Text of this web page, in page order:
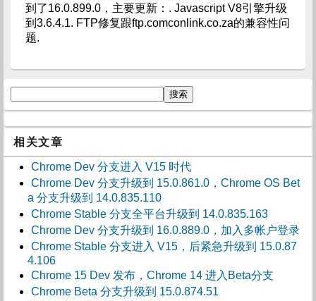
到了16.0.899.0，主要更新：. Javascript V8引擎升级
到3.6.4.1. FTP修复跟ftp.comconlink.co.za的兼容性问
题.
相关文章
Chrome Dev 分支进入 V15 时代
Chrome Dev 分支升级到 15.0.861.0，Chrome OS Bet
a 分支升级到 14.0.835.110
Chrome Stable 分支全平台升级到 14.0.835.163
Chrome Dev 分支升级到 16.0.889.0，加入多帐户登录
Chrome Stable 分支进入 V15，后紧急升级到 15.0.87
4.106
Chrome 15 Dev 发布，Chrome 14 进入Beta分支
Chrome Beta 分支升级到 15.0.874.51